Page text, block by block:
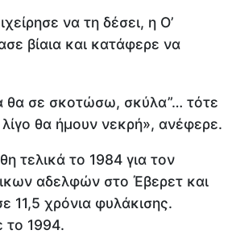
να τη δέσει, η Ο’
βίαια και κατάφερε να
θα σε σκοτώσω, σκύλα”… τότε
θα ήμουν νεκρή», ανέφερε.
τελικά το 1984 για τον
αδελφών στο Έβερετ και
11,5 χρόνια φυλάκισης.
το 1994.